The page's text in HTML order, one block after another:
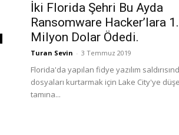
İki Florida Şehri Bu Ayda
Ransomware Hacker’lara
Milyon Dolar Ödedi.
Turan Sevin - 3 Temmuz 2019
Florida'da yapılan fidye yazılım
dosyaları kurtarmak için Lake City'ye
tamına...